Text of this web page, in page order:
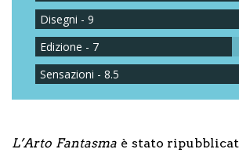
Disegni - 9
Edizione - 7
Sensazioni - 8.5
L’Arto Fantasmaè stato